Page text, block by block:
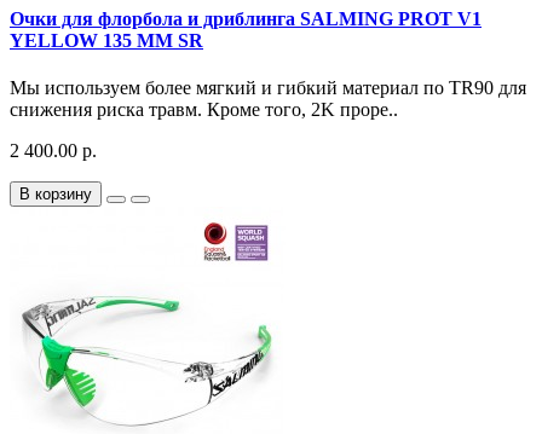
Очки для флорбола и дриблинга SALMING PROT V1
YELLOW 135 MM SR
Мы используем более мягкий и гибкий материал по TR90 для
снижения риска травм. Кроме того, 2K проре..
2 400.00 р.
В корзину